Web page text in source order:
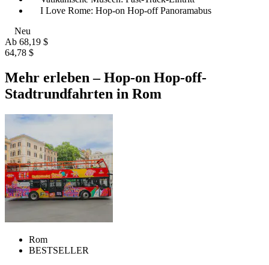
I Love Rome: Hop-on Hop-off Panoramabus
Neu
Ab 68,19 $
64,78 $
Mehr erleben – Hop-on Hop-off-
Stadtrundfahrten in Rom
Rom
BESTSELLER